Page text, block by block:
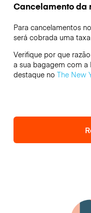
Cancelamento da
Para cancelamentos
será cobrada uma
Verifique por que
a sua bagagem com
destaque no The New